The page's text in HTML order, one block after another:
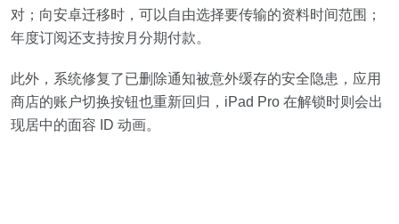
对；向安卓迁移时，可以自由选择要传输的资料时间范围；
年度订阅还支持按月分期付款。
此外，系统修复了已删除通知被意外缓存的安全隐患，应用
商店的账户切换按钮也重新回归，iPad Pro 在解锁时则会出
现居中的面容 ID 动画。